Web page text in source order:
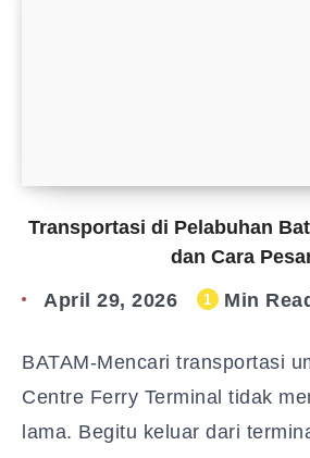
Transportasi di Pelabuhan
dan Cara
April 29, 2026 1 Min
BATAM-Mencari transportasi
Centre Ferry Terminal tidak
lama. Begitu keluar dari